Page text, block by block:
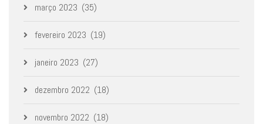
março 2023 (35)
fevereiro 2023 (19)
janeiro 2023 (27)
dezembro 2022 (18)
novembro 2022 (18)